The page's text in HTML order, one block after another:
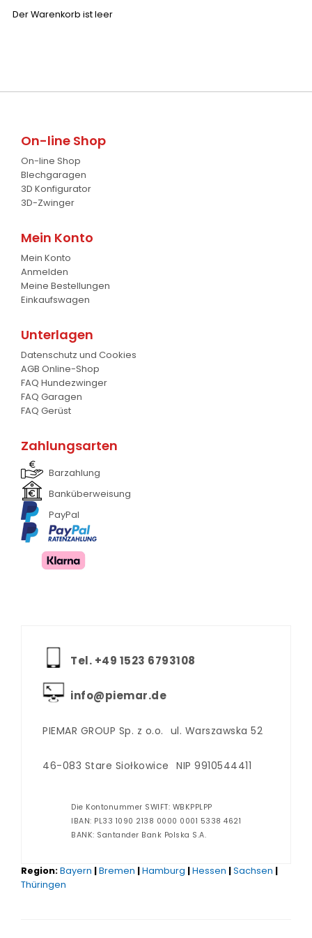
Streuer
Ballengreifer
Baumgreifer
Schaufel
Gabel
Krokodil Gabel und Schaufel
Silageschieber
Frontlader
Frontanbau Kat. 1 und Kat.2
Baumverpflanzer
Gabelstapler-Euroaufnahme
Der Warenkorb ist leer
On-line Shop
On-line Shop
Blechgaragen
3D Konfigurator
3D-Zwinger
Mein Konto
Mein Konto
Anmelden
Meine Bestellungen
Einkaufswagen
Unterlagen
Datenschutz und Cookies
AGB Online-Shop
FAQ Hundezwinger
FAQ Garagen
FAQ Gerüst
Zahlungsarten
Barzahlung
Banküberweisung
PayPal
Tel. +‪49 1523 6793108
info@piemar.de
PIEMAR GROUP Sp. z o.o. ul. Warszawska 52
46-083 Stare Siołkowice NIP 9910544411
Die Kontonummer SWIFT: WBKPPLPP
IBAN: PL33 1090 2138 0000 0001 5338 4621
BANK: Santander Bank Polska S.A.
Region:Bayern |Bremen |Hamburg |Hessen |Sachsen |
Thüringen